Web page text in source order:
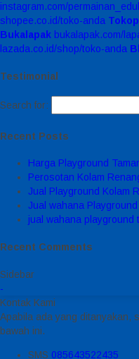
instagram.com/
shopee.co.id/toko-anda
Bukalapak bukalapak.com/
lazada.co.id/shop/toko-anda
Testimonial
Search for:
Recent Posts
Harga Playground
Perosotan Kolam
Jual Playground Kolam
Jual wahana
jual wahana playground
Recent Comments
Sidebar
-
Kontak Kami
Apabila ada yang ditanyakan,
bawah ini.
SMS 085643522435